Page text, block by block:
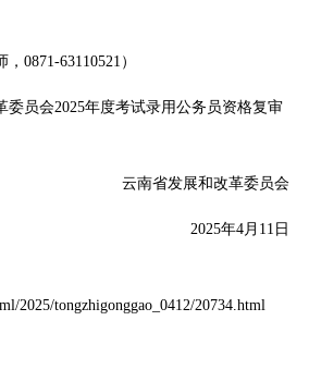
0871-63110521）
委员会2025年度考试录用公务员资格复审
云南省发展和改革委员会
2025年4月11日
2025/tongzhigonggao_0412/20734.html